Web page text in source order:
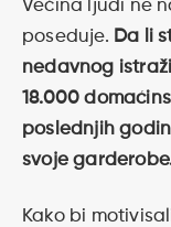
Većina ljudi ne
poseduje. Da li
nedavnog
18.000
poslednjih
svoje
Kako bi